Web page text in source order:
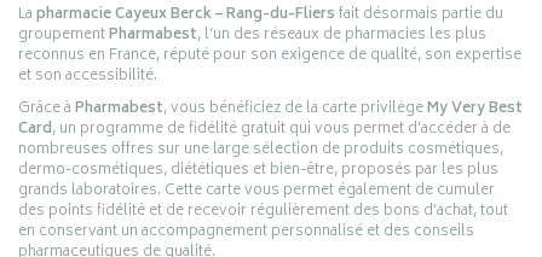
Lapharmacie Cayeux Berck – Rang-du-Fliersfait désormais partie du
groupementPharmabest, l’un des réseaux de pharmacies les plus
reconnus en France, réputé pour son exigence de qualité, son expertise
et son accessibilité.
Grâce àPharmabest, vous bénéficiez de la carte privilègeMy Very Best
Card, un programme de fidélité gratuit qui vous permet d’accéder à de
nombreuses offres sur une large sélection de produits cosmétiques,
dermo-cosmétiques, diététiques et bien-être, proposés par les plus
grands laboratoires. Cette carte vous permet également de cumuler
des points fidélité et de recevoir régulièrement des bons d’achat, tout
en conservant un accompagnement personnalisé et des conseils